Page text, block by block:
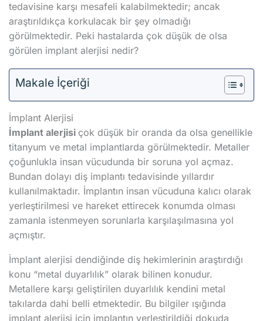
tedavisine karşı mesafeli kalabilmektedir; ancak
araştırıldıkça korkulacak bir şey olmadığı
görülmektedir. Peki hastalarda çok düşük de olsa
görülen implant alerjisi nedir?
Makale İçeriği
İmplant Alerjisi
İmplant alerjisi çok düşük bir oranda da olsa genellikle
titanyum ve metal implantlarda görülmektedir. Metaller
çoğunlukla insan vücudunda bir soruna yol açmaz.
Bundan dolayı diş implantı tedavisinde yıllardır
kullanılmaktadır. İmplantın insan vücuduna kalıcı olarak
yerleştirilmesi ve hareket ettirecek konumda olması
zamanla istenmeyen sorunlarla karşılaşılmasına yol
açmıştır.
İmplant alerjisi dendiğinde diş hekimlerinin araştırdığı
konu “metal duyarlılık” olarak bilinen konudur.
Metallere karşı geliştirilen duyarlılık kendini metal
takılarda dahi belli etmektedir. Bu bilgiler ışığında
implant alerjisi için implantın yerleştirildiği dokuda